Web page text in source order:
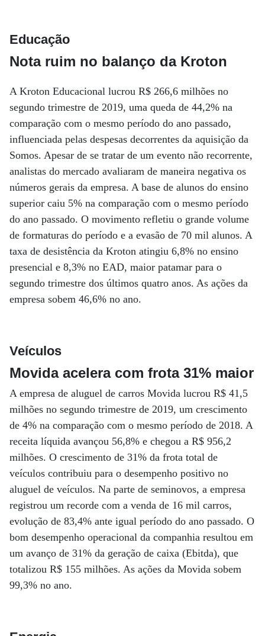
Educação
Nota ruim no balanço da Kroton
A Kroton Educacional lucrou R$ 266,6 milhões no
segundo trimestre de 2019, uma queda de 44,2% na
comparação com o mesmo período do ano passado,
influenciada pelas despesas decorrentes da aquisição da
Somos. Apesar de se tratar de um evento não recorrente,
analistas do mercado avaliaram de maneira negativa os
números gerais da empresa. A base de alunos do ensino
superior caiu 5% na comparação com o mesmo período
do ano passado. O movimento refletiu o grande volume
de formaturas do período e a evasão de 70 mil alunos. A
taxa de desistência da Kroton atingiu 6,8% no ensino
presencial e 8,3% no EAD, maior patamar para o
segundo trimestre dos últimos quatro anos. As ações da
empresa sobem 46,6% no ano.
Veículos
Movida acelera com frota 31% maior
A empresa de aluguel de carros Movida lucrou R$ 41,5
milhões no segundo trimestre de 2019, um crescimento
de 4% na comparação com o mesmo período de 2018. A
receita líquida avançou 56,8% e chegou a R$ 956,2
milhões. O crescimento de 31% da frota total de
veículos contribuiu para o desempenho positivo no
aluguel de veículos. Na parte de seminovos, a empresa
registrou um recorde com a venda de 16 mil carros,
evolução de 83,4% ante igual período do ano passado. O
bom desempenho operacional da companhia resultou em
um avanço de 31% da geração de caixa (Ebitda), que
totalizou R$ 155 milhões. As ações da Movida sobem
99,3% no ano.